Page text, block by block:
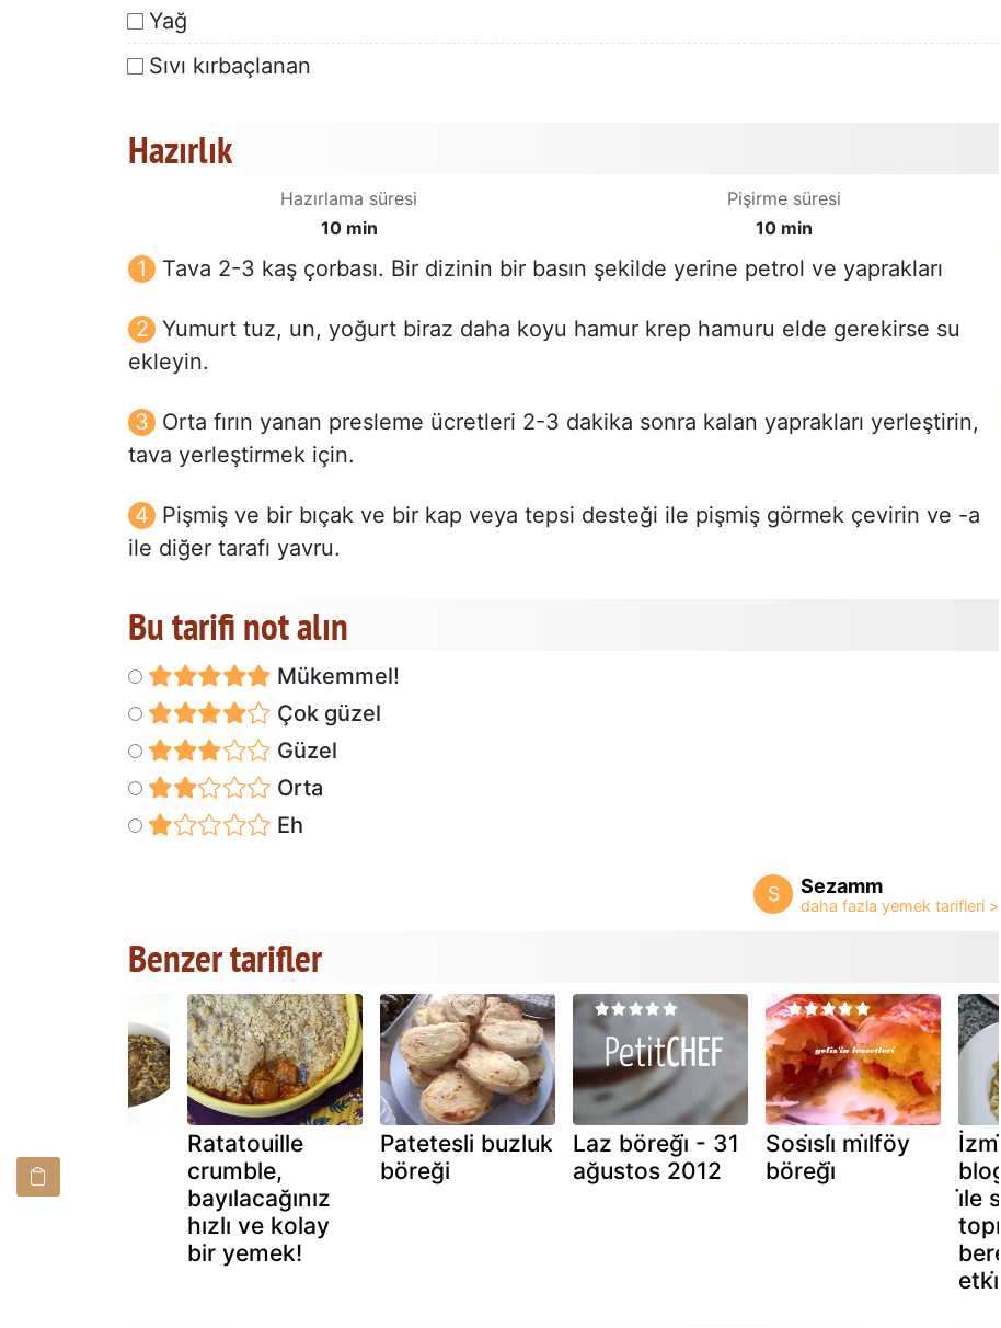
Yağ
Sıvı kırbaçlanan
Hazırlık
Hazırlama süresi
10 min
Pişirme süresi
10 min
Tava 2-3 kaş çorbası. Bir dizinin bir basın şekilde yerine petrol ve yaprakları
Yumurt tuz, un, yoğurt biraz daha koyu hamur krep hamuru elde gerekirse su
ekleyin.
Orta fırın yanan presleme ücretleri 2-3 dakika sonra kalan yaprakları yerleştirin,
tava yerleştirmek için.
Pişmiş ve bir bıçak ve bir kap veya tepsi desteği ile pişmiş görmek çevirin ve -a
ile diğer tarafı yavru.
Bu tarifi not alın
Mükemmel!
Çok güzel
Güzel
Orta
Eh
S Sezamm
Benzer tarifler
Ratatouille
crumble,
bayılacağınız
hızlı ve kolay
bir yemek!
Patetesli buzluk
böreği
Laz böreği̇ - 31
ağustos 2012
Sosi̇sli̇ mi̇lföy
böreği̇
i̇le